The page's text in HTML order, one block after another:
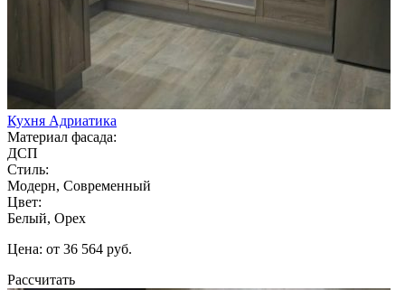
Кухня Адриатика
Материал фасада:
ДСП
Стиль:
Модерн, Современный
Цвет:
Белый, Орех
Цена: от 36 564 руб.
Рассчитать